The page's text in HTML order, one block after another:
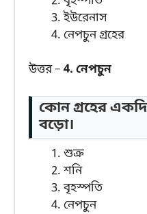
ইউরেনাস
নেপচুন গ্রহের
উত্তর – 4. নেপচুন
কোন গ্রহের
বড়ো।
শুক্র
শনি
বৃহস্পতি
নেপচুন